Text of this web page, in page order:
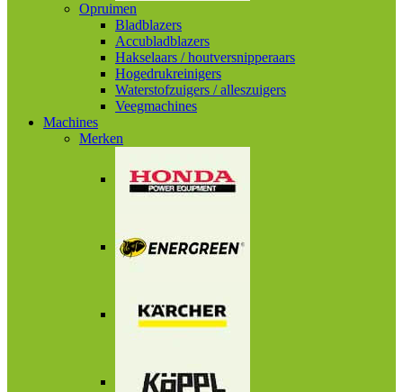
Opruimen
Bladblazers
Accubladblazers
Hakselaars / houtversnipperaars
Hogedrukreinigers
Waterstofzuigers / alleszuigers
Veegmachines
Machines
Merken